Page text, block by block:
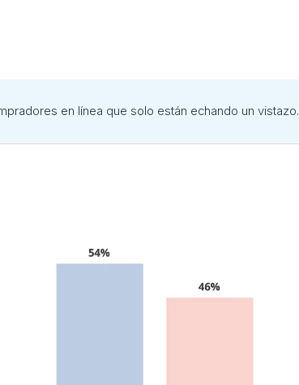
en línea que solo están echando un vistazo.